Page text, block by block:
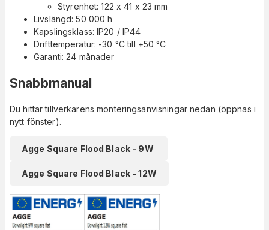
Styrenhet: 122 x 41 x 23 mm
Livslängd: 50 000 h
Kapslingsklass: IP20 / IP44
Drifttemperatur: -30 °C till +50 °C
Garanti: 24 månader
Snabbmanual
Du hittar tillverkarens monteringsanvisningar nedan (öppnas i
nytt fönster).
Agge Square Flood Black - 9W
Agge Square Flood Black - 12W